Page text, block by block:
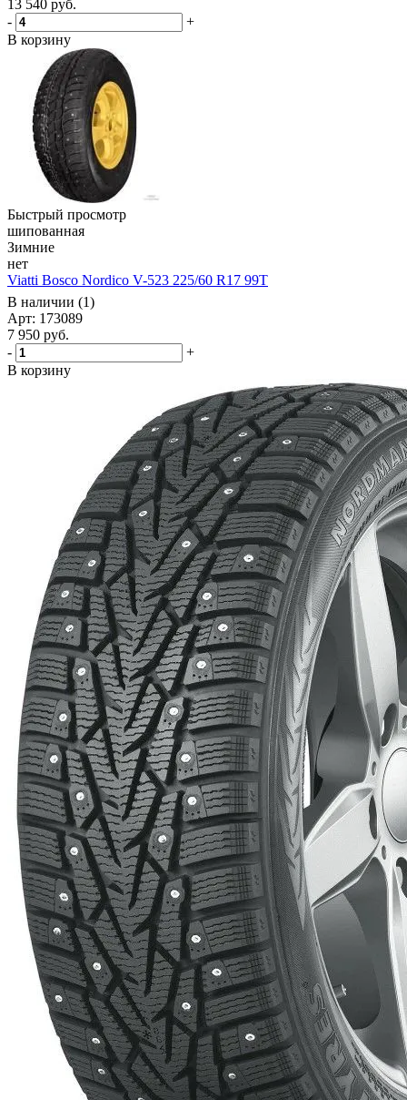
13 540 руб.
-
+
В корзину
Быстрый просмотр
шипованная
Зимние
нет
Viatti Bosco Nordico V-523 225/60 R17 99T
В наличии (1)
Арт: 173089
7 950 руб.
-
+
В корзину